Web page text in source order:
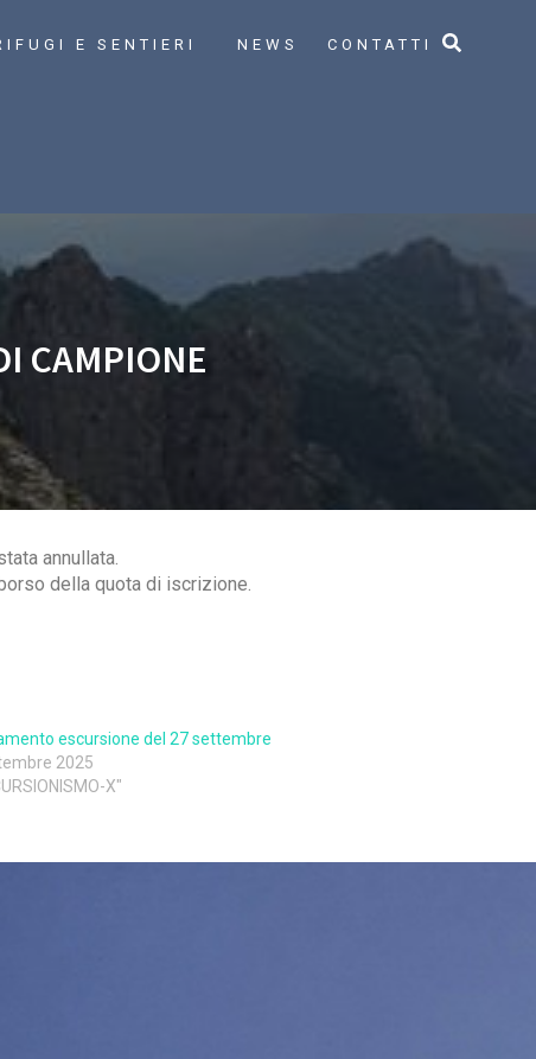
E SENTIERI NEWS CONTATTI
CAMPIONE
annullata.
della quota di iscrizione.
escursione del 27 settembre
2025
X"